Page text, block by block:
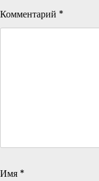
Комментарий *
Имя *